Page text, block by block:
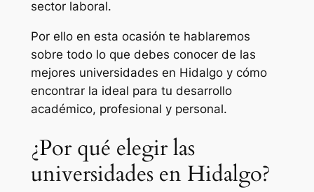
sector laboral.
Por ello en esta ocasión te hablaremos
sobre todo lo que debes conocer de las
mejores universidades en Hidalgo y cómo
encontrar la ideal para tu desarrollo
académico, profesional y personal.
¿Por qué elegir las
universidades en Hidalgo?